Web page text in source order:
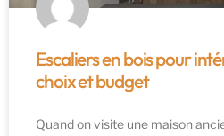
Escaliers en bois pour
choix et budget
Quand on visite une maison